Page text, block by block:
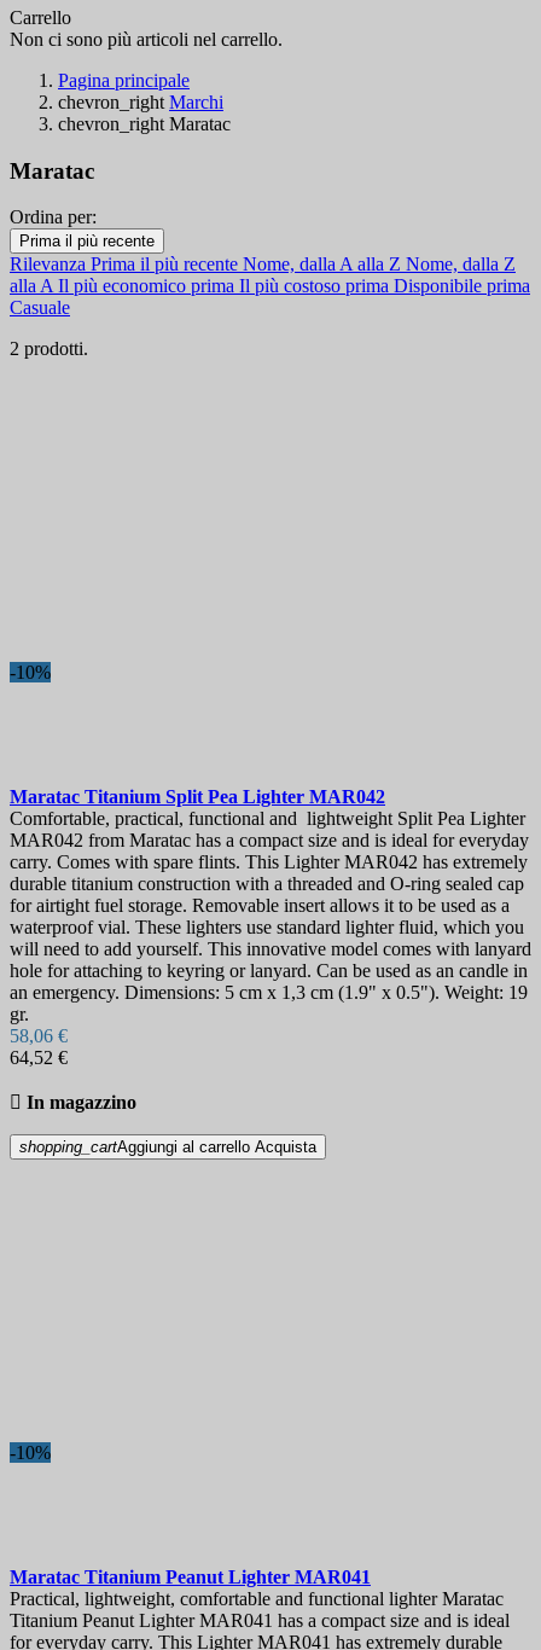
Carrello
Non ci sono più articoli nel carrello.
Pagina principale
chevron_right Marchi
chevron_right Maratac
Maratac
Filtri:
Cancella filtri
Disponibile
Ordina per:
Prima il più recente
Rilevanza Prima il più recente Nome, dalla A alla Z Nome, dalla Z
alla A Il più economico prima Il più costoso prima Disponibile prima
Casuale
2 prodotti.
-10%
Maratac Titanium Split Pea Lighter MAR042
Comfortable, practical, functional and lightweight Split Pea Lighter
MAR042 from Maratac has a compact size and is ideal for everyday
carry. Comes with spare flints. This Lighter MAR042 has extremely
durable titanium construction with a threaded and O-ring sealed cap
for airtight fuel storage. Removable insert allows it to be used as a
waterproof vial. These lighters use standard lighter fluid, which you
will need to add yourself. This innovative model comes with lanyard
hole for attaching to keyring or lanyard. Can be used as an candle in
an emergency. Dimensions: 5 cm x 1,3 cm (1.9" x 0.5"). Weight: 19
gr.
58,06 €
64,52 €
 In magazzino
shopping_cartAggiungi al carrello Acquista
-10%
Maratac Titanium Peanut Lighter MAR041
Practical, lightweight, comfortable and functional lighter Maratac
Titanium Peanut Lighter MAR041 has a compact size and is ideal
for everyday carry. This Lighter MAR041 has extremely durable